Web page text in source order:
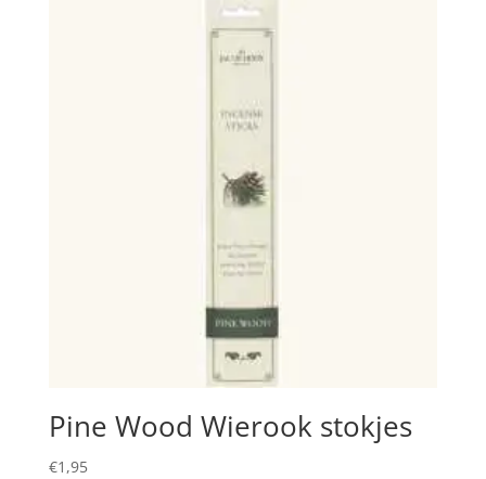
Pine Wood Wierook stokjes
€1,95